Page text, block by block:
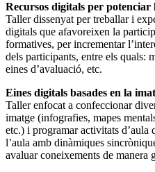
Recursos digitals per
Taller dissenyat per treballar i
digitals que afavoreixen la
formatives, per incrementar
dels participants, entre els quals:
eines d’avaluació, etc.
Eines digitals basades en la
Taller enfocat a confeccionar
imatge (infografies, mapes
etc.) i programar activitats d’aula
l’aula amb dinàmiques
avaluar coneixements de